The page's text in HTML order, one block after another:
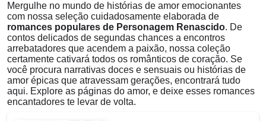
Mergulhe no mundo de histórias de amor emocionantes
com nossa seleção cuidadosamente elaborada de
romances populares de Personagem Renascido. De
contos delicados de segundas chances a encontros
arrebatadores que acendem a paixão, nossa coleção
certamente cativará todos os românticos de coração. Se
você procura narrativas doces e sensuais ou histórias de
amor épicas que atravessam gerações, encontrará tudo
aqui. Explore as páginas do amor, e deixe esses romances
encantadores te levar de volta.